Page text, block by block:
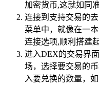
加密货币,这就如同
连接到支持交易的
菜单中，就像在一
连接选项,顺利搭建
进入DEX的交易界
场，选择要交易的
入要兑换的数量，